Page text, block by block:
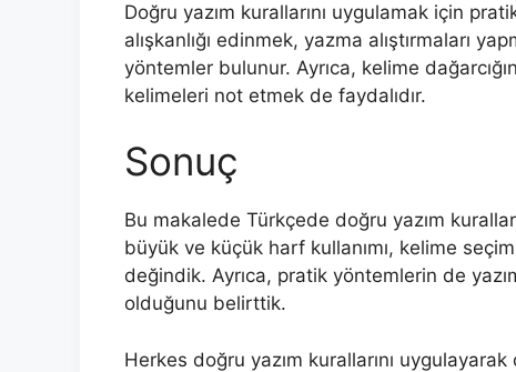
Doğru yazım kurallarını uygulamak için
alışkanlığı edinmek, yazma alıştırmaları
yöntemler bulunur. Ayrıca, kelime
kelimeleri not etmek de faydalıdır.
Sonuç
Bu makalede Türkçede doğru yazım
büyük ve küçük harf kullanımı, kelime
değindik. Ayrıca, pratik yöntemlerin de
olduğunu belirttik.
Herkes doğru yazım kurallarını